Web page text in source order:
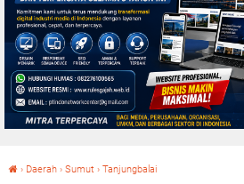
› Daerah › Sumut › Tanjungbalai